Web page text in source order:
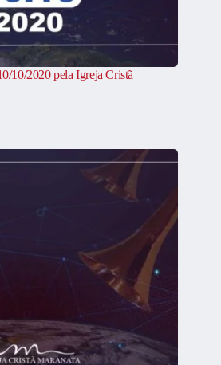
10/2020 pela Igreja Cristã